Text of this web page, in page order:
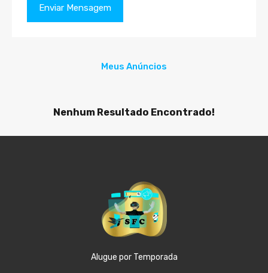
Meus Anúncios
Nenhum Resultado Encontrado!
Alugue por Temporada